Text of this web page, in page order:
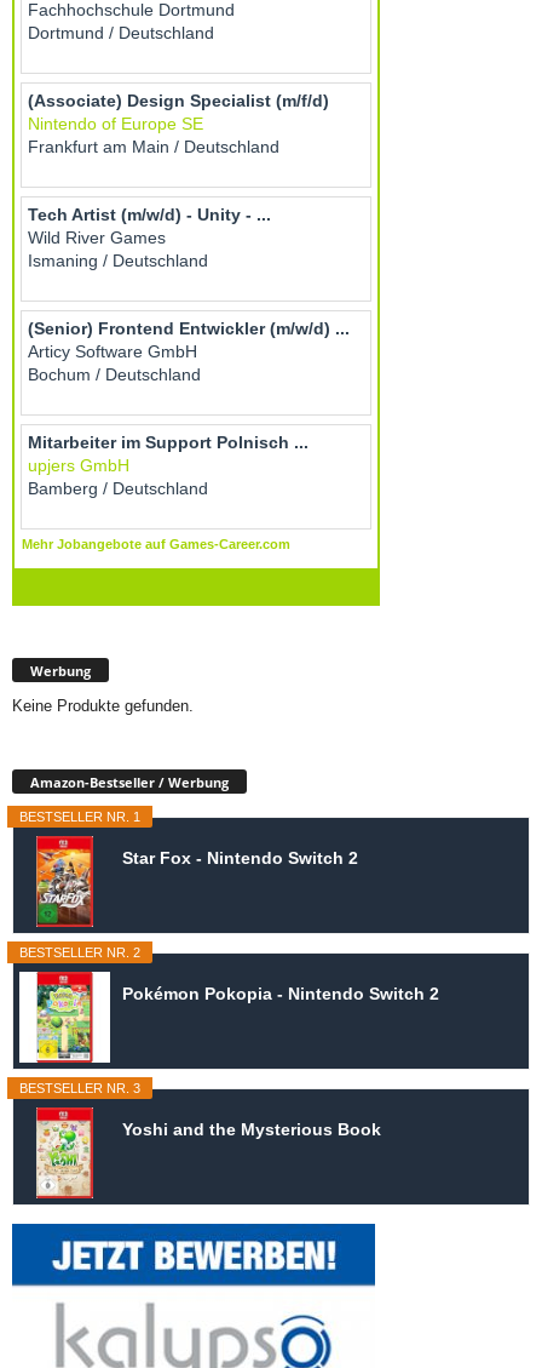
Werbung
Keine Produkte gefunden.
Amazon-Bestseller / Werbung
BESTSELLER NR. 1
Star Fox - Nintendo Switch 2
BESTSELLER NR. 2
Pokémon Pokopia - Nintendo Switch 2
BESTSELLER NR. 3
Yoshi and the Mysterious Book